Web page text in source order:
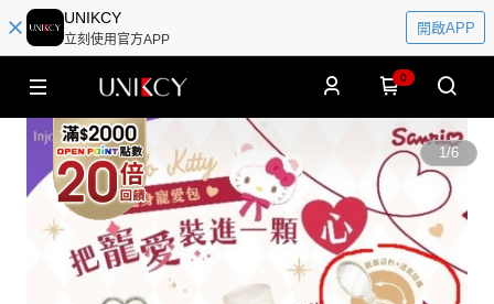
UNIKCY
立刻使用官方APP
開啟APP
0
1/6